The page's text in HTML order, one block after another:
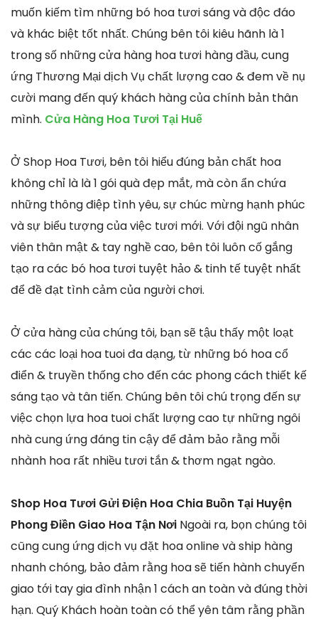
muốn kiếm tìm những bó hoa tươi sáng và độc đáo
và khác biệt tốt nhất. Chúng bên tôi kiêu hãnh là 1
trong số những cửa hàng hoa tươi hàng đầu, cung
ứng Thương Mại dịch Vụ chất lượng cao & đem về nụ
cười mang đến quý khách hàng của chính bản thân
mình. Cửa Hàng Hoa Tươi Tại Huế
Ở Shop Hoa Tươi, bên tôi hiểu đúng bản chất hoa
không chỉ là là 1 gói quà đẹp mắt, mà còn ẩn chứa
những thông điệp tình yêu, sự chúc mừng hạnh phúc
và sự biểu tượng của việc tươi mới. Với đội ngũ nhân
viên thân mật & tay nghề cao, bên tôi luôn cố gắng
tạo ra các bó hoa tươi tuyệt hảo & tinh tế tuyệt nhất
để đề đạt tình cảm của người chơi.
Ở cửa hàng của chúng tôi, bạn sẽ tậu thấy một loạt
các các loại hoa tuoi đa dạng, từ những bó hoa cổ
điển & truyền thống cho đến các phong cách thiết kế
sáng tạo và tân tiến. Chúng bên tôi chú trọng đến sự
việc chọn lựa hoa tuoi chất lượng cao tự những ngôi
nhà cung ứng đáng tin cậy để đảm bảo rằng mỗi
nhành hoa rất nhiều tươi tắn & thơm ngạt ngào.
Shop Hoa Tươi Gửi Điện Hoa Chia Buồn Tại Huyện
Phong Điền Giao Hoa Tận Nơi Ngoài ra, bọn chúng tôi
cũng cung ứng dịch vụ đặt hoa online và ship hàng
nhanh chóng, bảo đảm rằng hoa sẽ tiến hành chuyển
giao tới tay gia đình nhận 1 cách an toàn và đúng thời
hạn. Quý Khách hoàn toàn có thể yên tâm rằng phần